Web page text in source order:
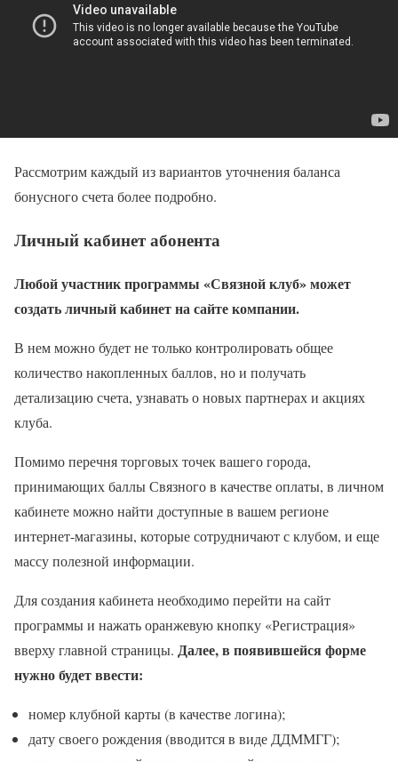
Рассмотрим каждый из вариантов уточнения баланса
бонусного счета более подробно.
Личный кабинет абонента
Любой участник программы «Связной клуб» может
создать личный кабинет на сайте компании.
В нем можно будет не только контролировать общее
количество накопленных баллов, но и получать
детализацию счета, узнавать о новых партнерах и акциях
клуба.
Помимо перечня торговых точек вашего города,
принимающих баллы Связного в качестве оплаты, в личном
кабинете можно найти доступные в вашем регионе
интернет-магазины, которые сотрудничают с клубом, и еще
массу полезной информации.
Для создания кабинета необходимо перейти на сайт
программы и нажать оранжевую кнопку «Регистрация»
вверху главной страницы. Далее, в появившейся форме
нужно будет ввести:
номер клубной карты (в качестве логина);
дату своего рождения (вводится в виде ДДММГГ);